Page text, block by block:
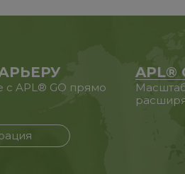
с APL® GO прямо
APL®